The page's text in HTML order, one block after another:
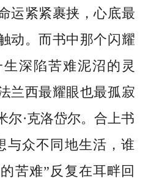
运紧紧裹挟，心底最
动。而书中那个闪耀
深陷苦难泥沼的灵
兰西最耀眼也最孤寂
·克洛岱尔。合上书
与众不同地生活，谁
苦难”反复在耳畔回